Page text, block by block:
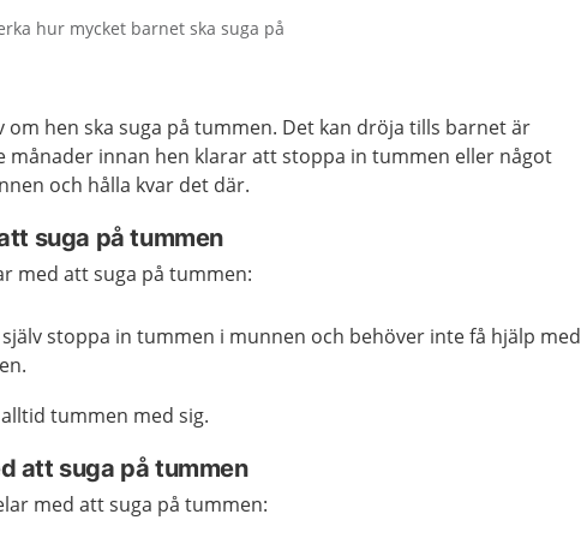
hur mycket barnet ska suga på
om hen ska suga på tummen. Det kan dröja tills barnet är
månader innan hen klarar att stoppa in tummen eller något
och hålla kvar det där.
suga på tummen
med att suga på tummen:
stoppa in tummen i munnen och behöver inte få hjälp med
tummen med sig.
att suga på tummen
med att suga på tummen: